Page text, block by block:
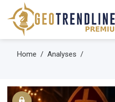
Home Analyses